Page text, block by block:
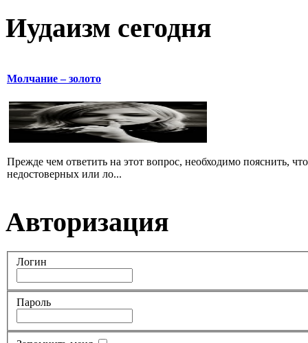
Иудаизм сегодня
Молчание – золото
Прежде чем ответить на этот вопрос, необходимо пояснить,
недостоверных или ло...
Авторизация
Логин
Пароль